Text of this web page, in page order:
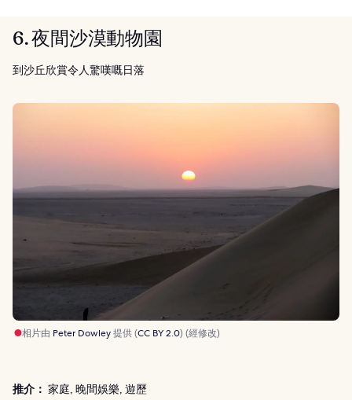
6. 夜間沙漠動物園
到沙丘欣賞令人驚嘆嘅日落
相片由 Peter Dowley提供 (CC BY 2.0) (經修改)
推介： 家庭, 晚間娛樂, 遊歷